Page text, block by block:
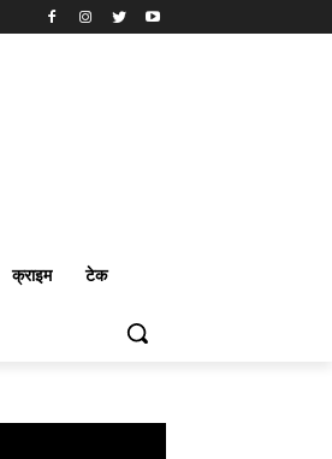
क्राइम टेक